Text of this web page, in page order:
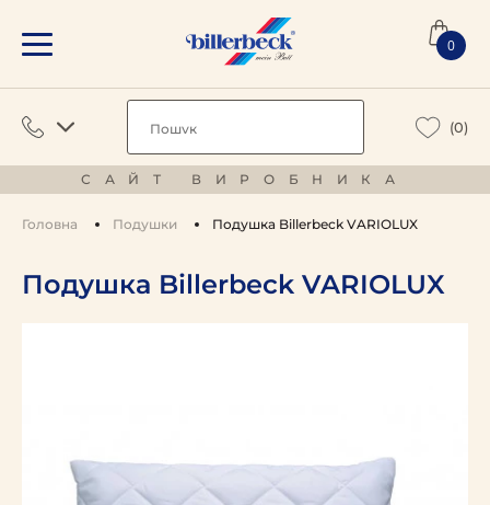
0
(0)
САЙТ ВИРОБНИКА
Головна Подушки Подушка Billerbeck VARIOLUX
Подушка Billerbeck VARIOLUX